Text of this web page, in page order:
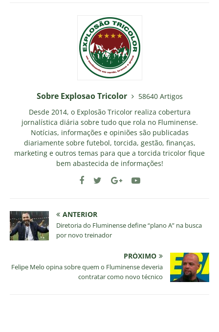
Sobre Explosao Tricolor
58640 Artigos
Desde 2014, o Explosão Tricolor realiza cobertura
jornalística diária sobre tudo que rola no Fluminense.
Notícias, informações e opiniões são publicadas
diariamente sobre futebol, torcida, gestão, finanças,
marketing e outros temas para que a torcida tricolor fique
bem abastecida de informações!
ANTERIOR
Diretoria do Fluminense define “plano A” na busca
por novo treinador
PRÓXIMO
Felipe Melo opina sobre quem o Fluminense deveria
contratar como novo técnico